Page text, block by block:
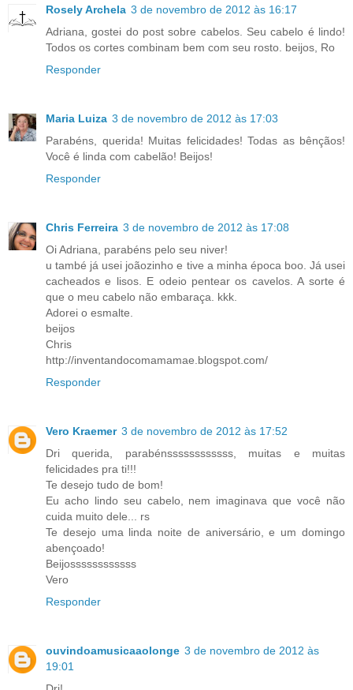
Rosely Archela 3 de novembro de 2012 às 16:17
Adriana, gostei do post sobre cabelos. Seu cabelo é lindo!
Todos os cortes combinam bem com seu rosto. beijos, Ro
Responder
Maria Luiza 3 de novembro de 2012 às 17:03
Parabéns, querida! Muitas felicidades! Todas as bênçãos!
Você é linda com cabelão! Beijos!
Responder
Chris Ferreira 3 de novembro de 2012 às 17:08
Oi Adriana, parabéns pelo seu niver!
u també já usei joãozinho e tive a minha época boo. Já usei
cacheados e lisos. E odeio pentear os cavelos. A sorte é
que o meu cabelo não embaraça. kkk.
Adorei o esmalte.
beijos
Chris
http://inventandocomamamae.blogspot.com/
Responder
Vero Kraemer 3 de novembro de 2012 às 17:52
Dri querida, parabénssssssssssss, muitas e muitas
felicidades pra ti!!!
Te desejo tudo de bom!
Eu acho lindo seu cabelo, nem imaginava que você não
cuida muito dele... rs
Te desejo uma linda noite de aniversário, e um domingo
abençoado!
Beijossssssssssss
Vero
Responder
ouvindoamusicaaolonge 3 de novembro de 2012 às
19:01